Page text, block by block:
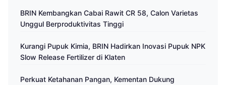
BRIN Kembangkan Cabai Rawit CR 58, Calon Varietas
Unggul Berproduktivitas Tinggi
Kurangi Pupuk Kimia, BRIN Hadirkan Inovasi Pupuk NPK
Slow Release Fertilizer di Klaten
Perkuat Ketahanan Pangan, Kementan Dukung